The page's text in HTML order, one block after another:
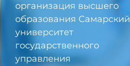
организация высшего
образования Самарский
университет
государственного
управления